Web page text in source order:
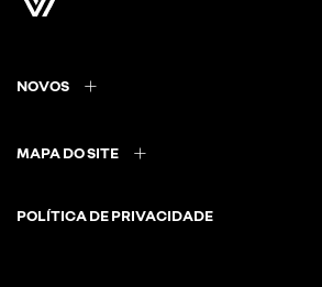
NOVOS
MAPA DO SITE
POLÍTICA DE PRIVACIDADE